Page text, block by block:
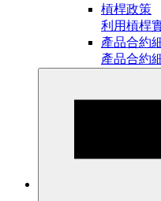
槓桿政策
利用槓桿
產品合約
產品合約